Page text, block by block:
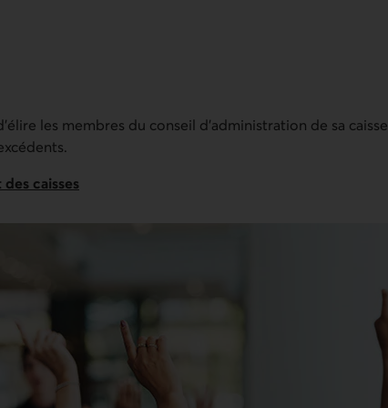
les membres du conseil d'administration de sa caisse
caisses